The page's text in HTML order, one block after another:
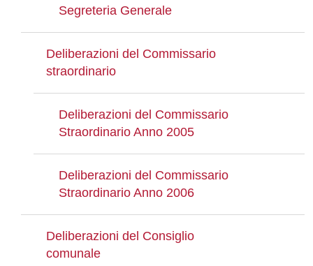
Segreteria Generale
Deliberazioni del Commissario
straordinario
Deliberazioni del Commissario
Straordinario Anno 2005
Deliberazioni del Commissario
Straordinario Anno 2006
Deliberazioni del Consiglio
comunale